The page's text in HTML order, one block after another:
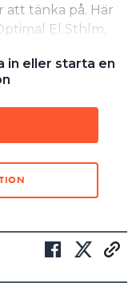
att tänka på. Här
El Sthlm,
BARA SE
DU LED-
in eller starta en